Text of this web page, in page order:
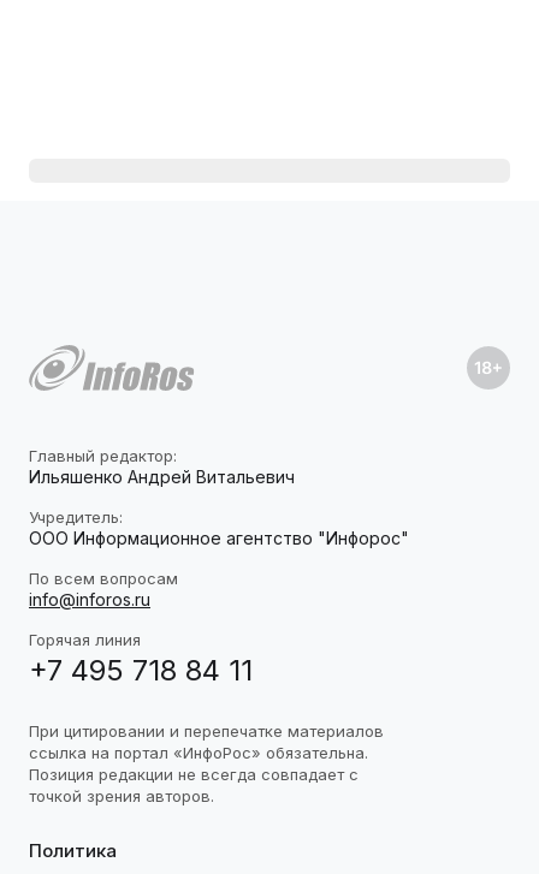
Главный редактор:
Ильяшенко Андрей Витальевич
Учредитель:
ООО Информационное агентство "Инфорос"
По всем вопросам
info@inforos.ru
Горячая линия
+7 495 718 84 11
При цитировании и перепечатке материалов
ссылка на портал «ИнфоРос» обязательна.
Позиция редакции не всегда совпадает с
точкой зрения авторов.
Политика